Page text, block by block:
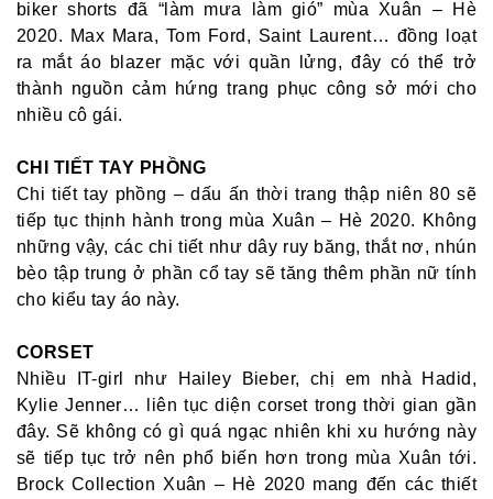
biker shorts đã “làm mưa làm gió” mùa Xuân – Hè
2020. Max Mara, Tom Ford, Saint Laurent… đồng loạt
ra mắt áo blazer mặc với quần lửng, đây có thể trở
thành nguồn cảm hứng trang phục công sở mới cho
nhiều cô gái.
CHI TIẾT TAY PHỒNG
Chi tiết tay phồng – dấu ấn thời trang thập niên 80 sẽ
tiếp tục thịnh hành trong mùa Xuân – Hè 2020. Không
những vậy, các chi tiết như dây ruy băng, thắt nơ, nhún
bèo tập trung ở phần cổ tay sẽ tăng thêm phần nữ tính
cho kiểu tay áo này.
CORSET
Nhiều IT-girl như Hailey Bieber, chị em nhà Hadid,
Kylie Jenner… liên tục diện corset trong thời gian gần
đây. Sẽ không có gì quá ngạc nhiên khi xu hướng này
sẽ tiếp tục trở nên phổ biến hơn trong mùa Xuân tới.
Brock Collection Xuân – Hè 2020 mang đến các thiết